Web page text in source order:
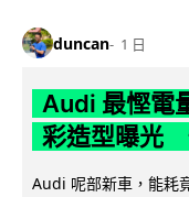
duncan 1 日
Audi 最慳
彩造型曝光
Audi 呢部新車，能耗